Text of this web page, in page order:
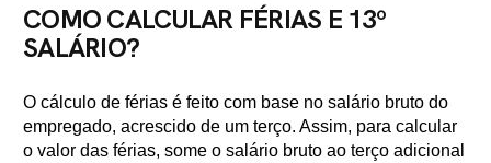
COMO CALCULAR FÉRIAS E 13º
SALÁRIO?
O cálculo de férias é feito com base no salário bruto do
empregado, acrescido de um terço. Assim, para calcular
o valor das férias, some o salário bruto ao terço adicional